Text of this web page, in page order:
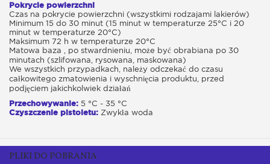
Pokrycie powierzchni
Czas na pokrycie powierzchni (wszystkimi rodzajami lakierów)
Minimum 15 do 30 minut (15 minut w temperaturze 25°C i 20
minut w temperaturze 20°C)
Maksimum 72 h w temperaturze 20°C
Matowa baza , po stwardnieniu, może być obrabiana po 30
minutach (szlifowana, rysowana, maskowana)
We wszystkich przypadkach, należy odczekać do czasu
całkowitego zmatowienia i wyschnięcia produktu, przed
podjęciem jakichkolwiek działań
Przechowywanie: 5 °C - 35 °C
Czyszczenie pistoletu: Zwykła woda
PLIKI DO POBRANIA